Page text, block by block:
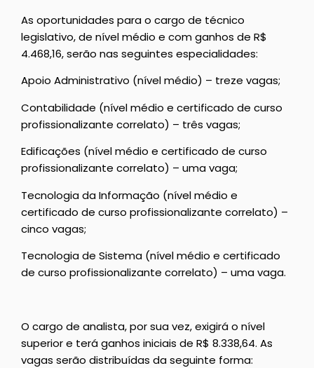
As oportunidades para o cargo de técnico
legislativo, de nível médio e com ganhos de R$
4.468,16, serão nas seguintes especialidades:
Apoio Administrativo (nível médio) – treze vagas;
Contabilidade (nível médio e certificado de curso
profissionalizante correlato) – três vagas;
Edificações (nível médio e certificado de curso
profissionalizante correlato) – uma vaga;
Tecnologia da Informação (nível médio e
certificado de curso profissionalizante correlato) –
cinco vagas;
Tecnologia de Sistema (nível médio e certificado
de curso profissionalizante correlato) – uma vaga.
O cargo de analista, por sua vez, exigirá o nível
superior e terá ganhos iniciais de R$ 8.338,64. As
vagas serão distribuídas da seguinte forma: